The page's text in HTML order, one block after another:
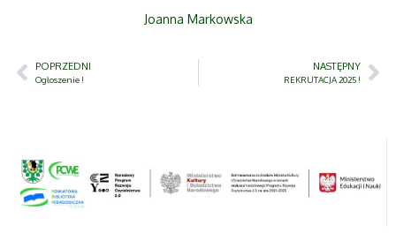
Joanna Markowska
POPRZEDNI
Ogłoszenie !
NASTĘPNY
REKRUTACJA 2025 !